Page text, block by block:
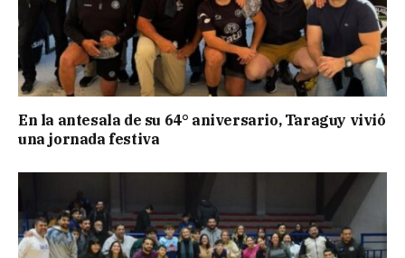
En la antesala de su 64° aniversario, Taraguy vivió
una jornada festiva